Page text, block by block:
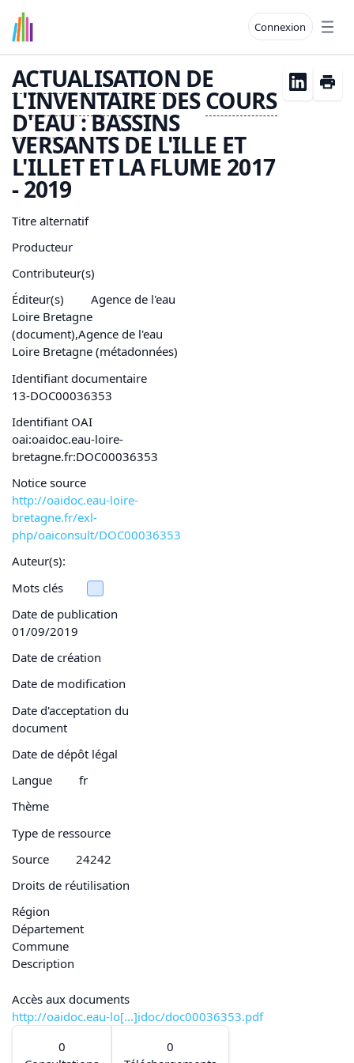
Connexion
ACTUALISATION DE
L'INVENTAIREDESCOURS
D'EAU: BASSINS
VERSANTS DE L'ILLE ET
L'ILLET ET LA FLUME 2017
- 2019
Titre alternatif
Producteur
Contributeur(s)
Éditeur(s)
Agence de l'eau
Loire Bretagne
(document),Agence de l'eau
Loire Bretagne (métadonnées)
Identifiant documentaire
13-DOC00036353
Identifiant OAI
oai:oaidoc.eau-loire-
bretagne.fr:DOC00036353
Notice source
http://oaidoc.eau-loire-
bretagne.fr/exl-
php/oaiconsult/DOC00036353
Auteur(s):
Mots clés
Date de publication
01/09/2019
Date de création
Date de modification
Date d'acceptation du
document
Date de dépôt légal
Langue
fr
Thème
Type de ressource
Source
24242
Droits de réutilisation
Région
Département
Commune
Description
Accès aux documents
http://oaidoc.eau-lo[...]idoc/doc00036353.pdf
0
0